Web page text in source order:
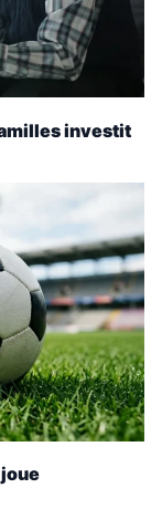
investit